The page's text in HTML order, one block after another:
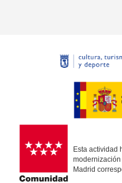
Esta actividad
Madrid